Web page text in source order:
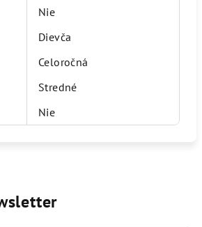
Nie
Dievča
Celoročná
Stredné
Nie